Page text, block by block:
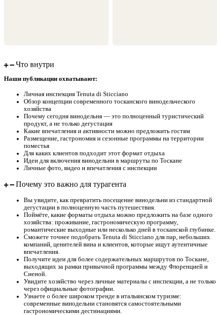
Что внутри
Наши публикации охватывают:
Личная инспекция Tenuta di Sticciano
Обзор концепции современного тосканского винодельческого
хозяйства
Почему сегодня винодельня — это полноценный туристический
продукт, а не только дегустация
Какие впечатления и активности можно предложить гостям
Размещение, гастрономия и сезонные программы на территории
поместья
Для каких клиентов подходит этот формат отдыха
Идеи для включения винодельни в маршруты по Тоскане
Личные фото, видео и впечатления с инспекции
Почему это важно для турагента
Вы увидите, как превратить посещение винодельни из стандартной
дегустации в полноценную часть путешествия.
Поймёте, какие форматы отдыха можно предложить на базе одного
хозяйства: проживание, гастрономическую программу,
романтические выходные или несколько дней в тосканской глубинке.
Сможете точнее подобрать Tenuta di Sticciano для пар, небольших
компаний, ценителей вина и клиентов, которые ищут аутентичные
впечатления.
Получите идеи для более содержательных маршрутов по Тоскане,
выходящих за рамки привычной программы между Флоренцией и
Сиеной.
Увидите хозяйство через личные материалы с инспекции, а не только
через официальные фотографии.
Узнаете о более широком тренде в итальянском туризме:
современные винодельни становятся самостоятельными
гастрономическими дестинациями.